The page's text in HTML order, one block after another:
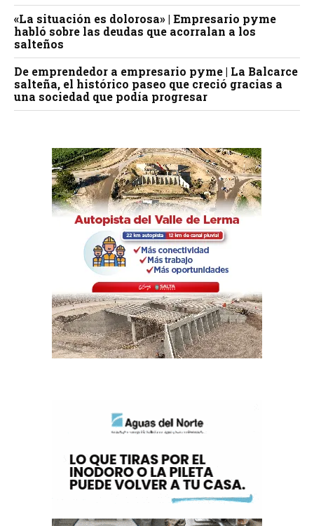
«La situación es dolorosa» | Empresario pyme
habló sobre las deudas que acorralan a los
salteños
De emprendedor a empresario pyme | La Balcarce
salteña, el histórico paseo que creció gracias a
una sociedad que podía progresar